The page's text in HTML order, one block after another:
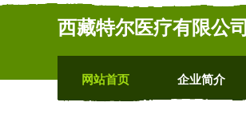
西藏特尔医疗有限公司
网站首页 企业简介